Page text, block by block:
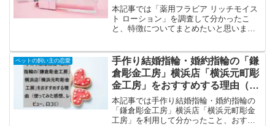
本記事では「薬用フラビア リッチモイス
ト ローション」を調査して分かったこ
と、特徴についてまとめたいと思いま
ジェノール配合、充実のサポート成分、
安心の品質管理、高い...
ペットの飼い主の恋愛
手作り結婚指輪・婚約指輪の「鎌
倉彫金工房」横浜店「横浜元町彫
金工房」をおすすめする理由（使
ってみた感想、レビュー、口コ
ミ）
本記事では手作り結婚指輪・婚約指輪の
「鎌倉彫金工房」横浜店「横浜元町彫金
工房」を利用して分かったこと、おすす